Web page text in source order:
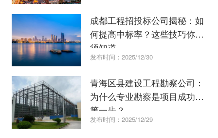
成都工程招投标公司揭秘：如
何提高中标率？这些技巧你必
须知道
发布时间：2025/12/30
青海区县建设工程勘察公司：
为什么专业勘察是项目成功的
第一步？
发布时间：2025/12/29